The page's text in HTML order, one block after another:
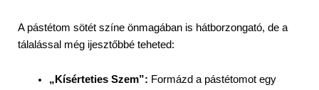
A pástétom sötét színe önmagában is hátborzongató, de a
tálalással még ijesztőbbé teheted:
„Kísérteties Szem”: Formázd a pástétomot egy